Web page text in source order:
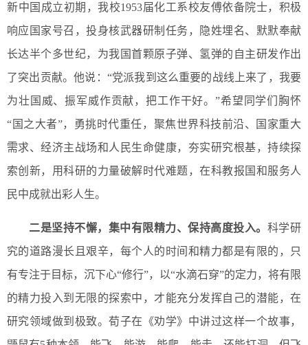
新中国成立初期，我校1953届化工系校友傅依备院士，积极
响应国家号召，投身核武器研制任务，隐姓埋名、默默奉献
长达半个多世纪，为我国首颗原子弹、氢弹的自主研发作出
了突出贡献。他说：“党派我到这么重要的战线上来了，我要
为壮国威、振军威作贡献，把工作干好。”希望同学们胸怀
“国之大者”，勇挑时代重任，聚焦世界科技前沿、国家重大
需求、经济主战场和人民生命健康，夯实研究根基，持续探
索创新，用科研的力量破解时代难题，在科教报国和服务人
民中成就出彩人生。
二是坚持不懈，集中有限精力、保持高度投入。 科学研
究的道路漫长且艰辛，每个人的时间和精力都是有限的，只
有专注于目标，沉下心“修行”，以“水滴石穿”的定力，将有限
的精力投入到无限的探索中，才能充分发挥自己的潜能，在
研究领域做到极致。荀子在《劝学》中讲过这样一个故事，